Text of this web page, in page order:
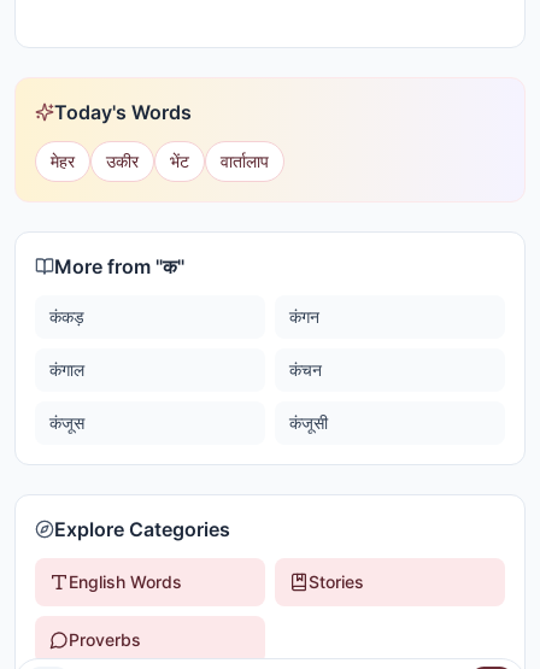
Today's Words
मेहर उकीर भेंट वार्तालाप
More from "क"
कंकड़ कंगन
कंगाल कंचन
कंजूस कंजूसी
Explore Categories
English Words Stories
Proverbs